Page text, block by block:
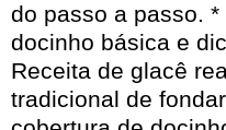
do passo a passo.
docinho básica e
Receita de glacê
tradicional de